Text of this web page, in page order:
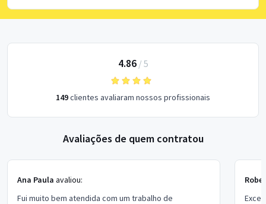
4.86/ 5
149clientes avaliaram nossos profissionais
Avaliações de quem contratou
Ana Paula avaliou:
Fui muito bem atendida com um trabalho de